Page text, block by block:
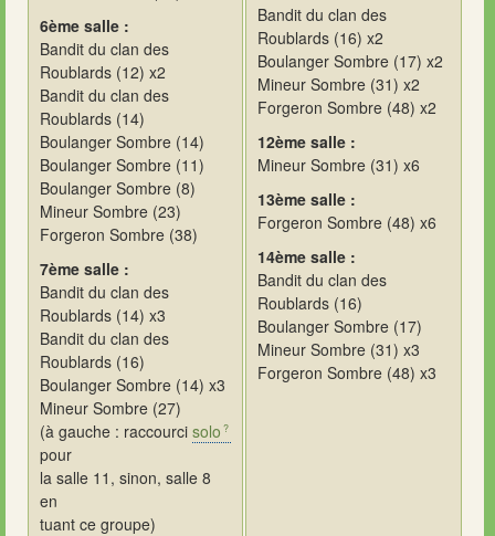
6ème salle :
Bandit du clan des
Roublards (12) x2
Bandit du clan des
Roublards (14)
Boulanger Sombre (14)
Boulanger Sombre (11)
Boulanger Sombre (8)
Mineur Sombre (23)
Forgeron Sombre (38)
7ème salle :
Bandit du clan des
Roublards (14) x3
Bandit du clan des
Roublards (16)
Boulanger Sombre (14) x3
Mineur Sombre (27)
(à gauche : raccourci solo
pour
la salle 11, sinon, salle 8
en
tuant ce groupe)
Bandit du clan des
Roublards (16) x2
Boulanger Sombre (17) x2
Mineur Sombre (31) x2
Forgeron Sombre (48) x2
12ème salle :
Mineur Sombre (31) x6
13ème salle :
Forgeron Sombre (48) x6
14ème salle :
Bandit du clan des
Roublards (16)
Boulanger Sombre (17)
Mineur Sombre (31) x3
Forgeron Sombre (48) x3